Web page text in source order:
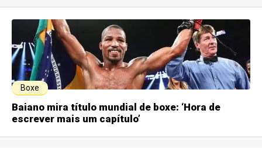
Boxe
Baiano mira título mundial de boxe: ‘Hora de
escrever mais um capítulo’